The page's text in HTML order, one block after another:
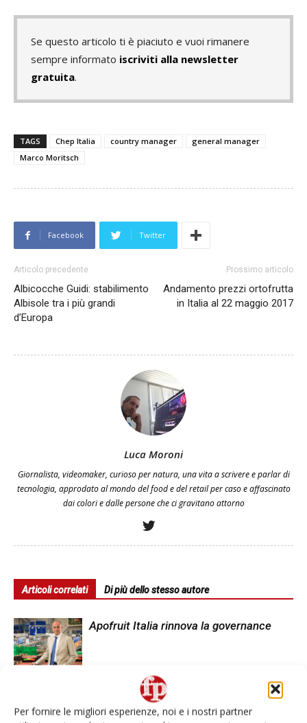
Per fornire le migliori esperienze, noi e i nostri partner
Se questo articolo ti è piaciuto e vuoi rimanere
sempre informato iscriviti alla newsletter
gratuita.
TAGS Chep Italia country manager
general manager
Marco Moritsch
Facebook Twitter
Articolo precedente
Albicocche Guidi: stabilimento
Albisole tra i più grandi
d’Europa
Prossimo articolo
Andamento prezzi ortofrutta
in Italia al 22 maggio 2017
Luca Moroni
Giornalista, videomaker, curioso per natura, una vita a scrivere e parlar di
tecnologia, approdato al mondo del food e del retail per caso e affascinato
dai colori e dalle persone che ci gravitano attorno
Articoli correlati Di più dello stesso autore
Apofruit Italia rinnova la governance
Cpr System, Domenico Brisigotti è il
nuovo presidente